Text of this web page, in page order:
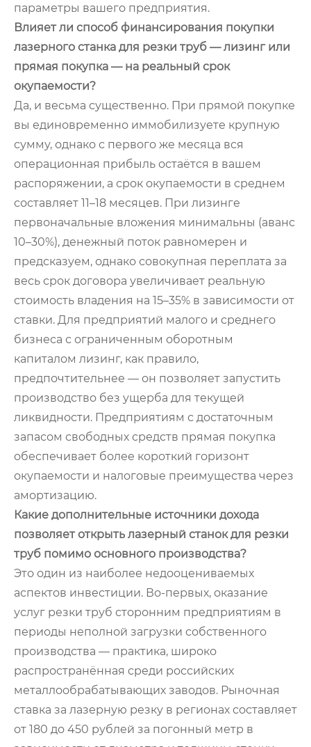
параметры вашего предприятия.
Влияет ли способ финансирования покупки
лазерного станка для резки труб — лизинг или
прямая покупка — на реальный срок
окупаемости?
Да, и весьма существенно. При прямой покупке
вы единовременно иммобилизуете крупную
сумму, однако с первого же месяца вся
операционная прибыль остаётся в вашем
распоряжении, а срок окупаемости в среднем
составляет 11–18 месяцев. При лизинге
первоначальные вложения минимальны (аванс
10–30%), денежный поток равномерен и
предсказуем, однако совокупная переплата за
весь срок договора увеличивает реальную
стоимость владения на 15–35% в зависимости от
ставки. Для предприятий малого и среднего
бизнеса с ограниченным оборотным
капиталом лизинг, как правило,
предпочтительнее — он позволяет запустить
производство без ущерба для текущей
ликвидности. Предприятиям с достаточным
запасом свободных средств прямая покупка
обеспечивает более короткий горизонт
окупаемости и налоговые преимущества через
амортизацию.
Какие дополнительные источники дохода
позволяет открыть лазерный станок для резки
труб помимо основного производства?
Это один из наиболее недооцениваемых
аспектов инвестиции. Во-первых, оказание
услуг резки труб сторонним предприятиям в
периоды неполной загрузки собственного
производства — практика, широко
распространённая среди российских
металлообрабатывающих заводов. Рыночная
ставка за лазерную резку в регионах составляет
от 180 до 450 рублей за погонный метр в